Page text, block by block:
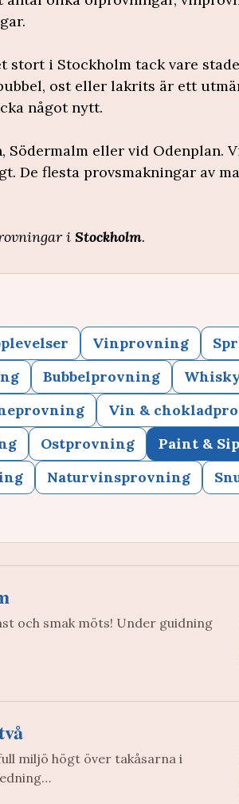
stort i Stockholm tack vare
ost eller lakrits är ett
något nytt.
Södermalm eller vid Odenplan.
De flesta provsmakningar av
i Stockholm.
Vinprovning
Bubbelprovning
Vin &
Ostprovning
Paint & Sip
Naturvinsprovning
och smak möts! Under guidning
miljö högt över takåsarna i